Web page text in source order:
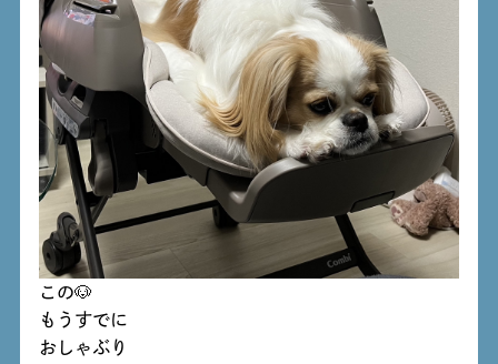
この🐶
もうすでに
おしゃぶり